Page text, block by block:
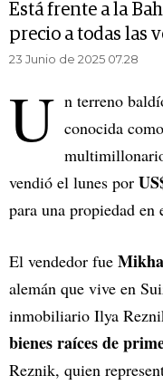
Está frente a la
precio a todas las
23 Junio de 2025 07.28
U n terreno
conocida
vendió el lunes por
para una propiedad en
El vendedor fue
alemán que vive en
inmobiliario Ilya
bienes raíces de
Reznik, quien